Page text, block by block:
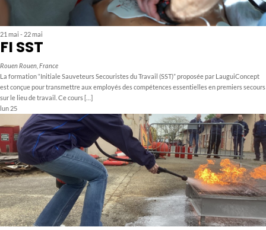
21 mai - 22 mai
FI SST
RouenRouen, France
La formation “Initiale Sauveteurs Secouristes du Travail (SST)” proposée par LauguiConcept
est conçue pour transmettre aux employés des compétences essentielles en premiers secours
sur le lieu de travail. Ce cours […]
lun 25